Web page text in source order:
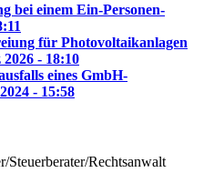
bei einem Ein-Personen-
für Photovoltaikanlagen
- 18:10
eines GmbH-
- 15:58
Rechtsanwalt